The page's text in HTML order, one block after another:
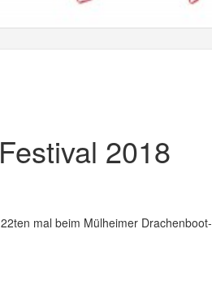
2018
mal beim Mülheimer Drachenboot-